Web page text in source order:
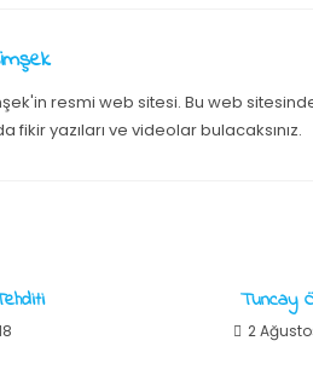
resmi web sitesi. Bu web
fikir yazıları ve videolar bulacaksınız.
Tuncay
2